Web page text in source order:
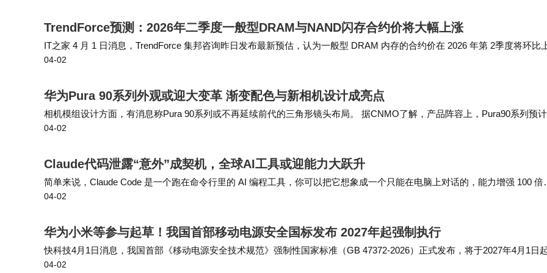
TrendForce预测：2026年二季度一般型DRAM与NAND闪存合约价将大幅上涨
IT之家 4 月 1 日消息，TrendForce 集邦咨询昨日发布最新预估，认为一般型 DRAM 内存的合约价在 2026 年第 2季度将环比
58~63%，而 NAND 闪存合约价则会环比上涨 70…
04-02
华为Pura 90系列外观或迎大变革 渐变配色与新相机设计成亮点
相机模组设计方面，有消息称Pura 90系列或不再延续前代的三角形镜头布局。 据CNMO了解，产品阵容上，Pura90系列预
4月下旬发布，或将取消Ultra版本，保留Pura 90、Pura 90 P…
04-02
Claude代码泄露“意外”成契机，全球AI工具或迎能力大跃升
简单来说，Claude Code 是一个跑在命令行里的 AI 编程工具，你可以把它想象成一个只能在电脑上对话的，能力增强 100 倍
OpenClaw。 不管是 MCP、还是 Skills、或者是 Cla…
04-02
华为小米等参与起草！我国首部移动电源安全国标发布 2027年起强制执行
快科技4月1日消息，我国首部《移动电源安全技术规范》强制性国家标准（GB 47372-2026）正式发布，将于2027年4月1日
制执行。 该标准由工信部归口，中国电子技术标准化研究院联合华为、小米、OPP…
04-02